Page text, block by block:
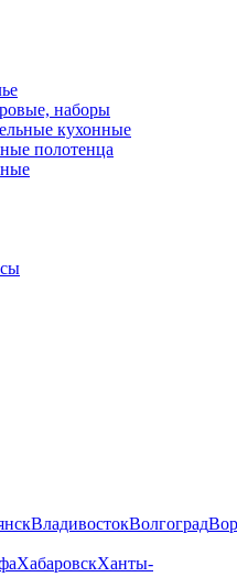
наборы
кухонные
полотенца
ВладивостокВолгоград
ХабаровскХанты-